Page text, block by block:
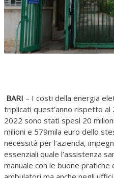
BARI – I costi della energia
triplicati quest’anno rispetto
2022 sono stati spesi 20
milioni e 579mila euro dello
necessità per l’azienda,
essenziali quale l’assistenza
manuale con le buone